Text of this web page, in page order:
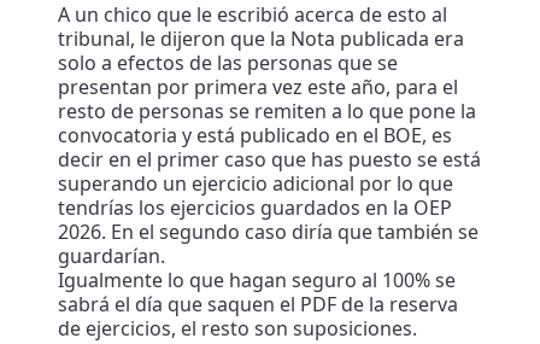
A un chico que le escribió acerca de esto al
tribunal, le dijeron que la Nota publicada era
solo a efectos de las personas que se
presentan por primera vez este año, para el
resto de personas se remiten a lo que pone la
convocatoria y está publicado en el BOE, es
decir en el primer caso que has puesto se está
superando un ejercicio adicional por lo que
tendrías los ejercicios guardados en la OEP
2026. En el segundo caso diría que también se
guardarían.
Igualmente lo que hagan seguro al 100% se
sabrá el día que saquen el PDF de la reserva
de ejercicios, el resto son suposiciones.